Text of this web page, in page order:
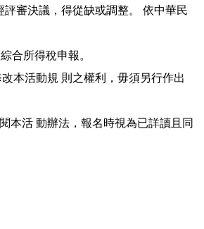
評審決議，得從缺或調整。 依中華民
合所得稅申報。
本活動規 則之權利，毋須另行作出
本活 動辦法，報名時視為已詳讀且同